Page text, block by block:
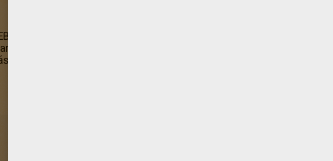
para colorear? ¡Por supuesto que sí ya que has escogido el dibujo
Para pintar el dibujo de para las fans de Justin Bieber, es muy fácil.
un magnífico dibujo para colorear personalizados.